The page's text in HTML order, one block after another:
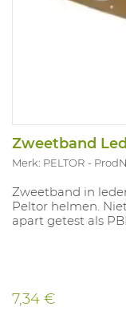
Zweetband
Merk: PELTOR
Zweetband in
Peltor helmen.
apart getest als
7,34 €